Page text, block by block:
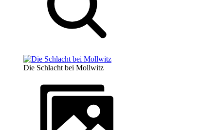
Die Schlacht bei Mollwitz